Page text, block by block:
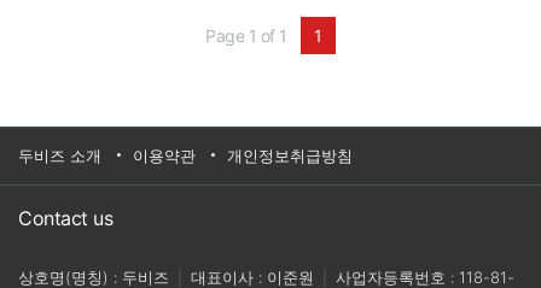
Page 1 of 1 1
두비즈 소개 이용약관 개인정보취급방침
Contact us
상호명(명칭) : 두비즈 대표이사 : 이준원
사업자등록번호 : 118-81-